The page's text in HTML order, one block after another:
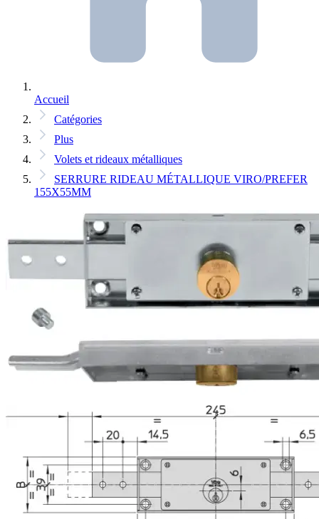
Accueil
Catégories
Plus
Volets et rideaux métalliques
SERRURE RIDEAU MÉTALLIQUE VIRO/PREFER
155X55MM